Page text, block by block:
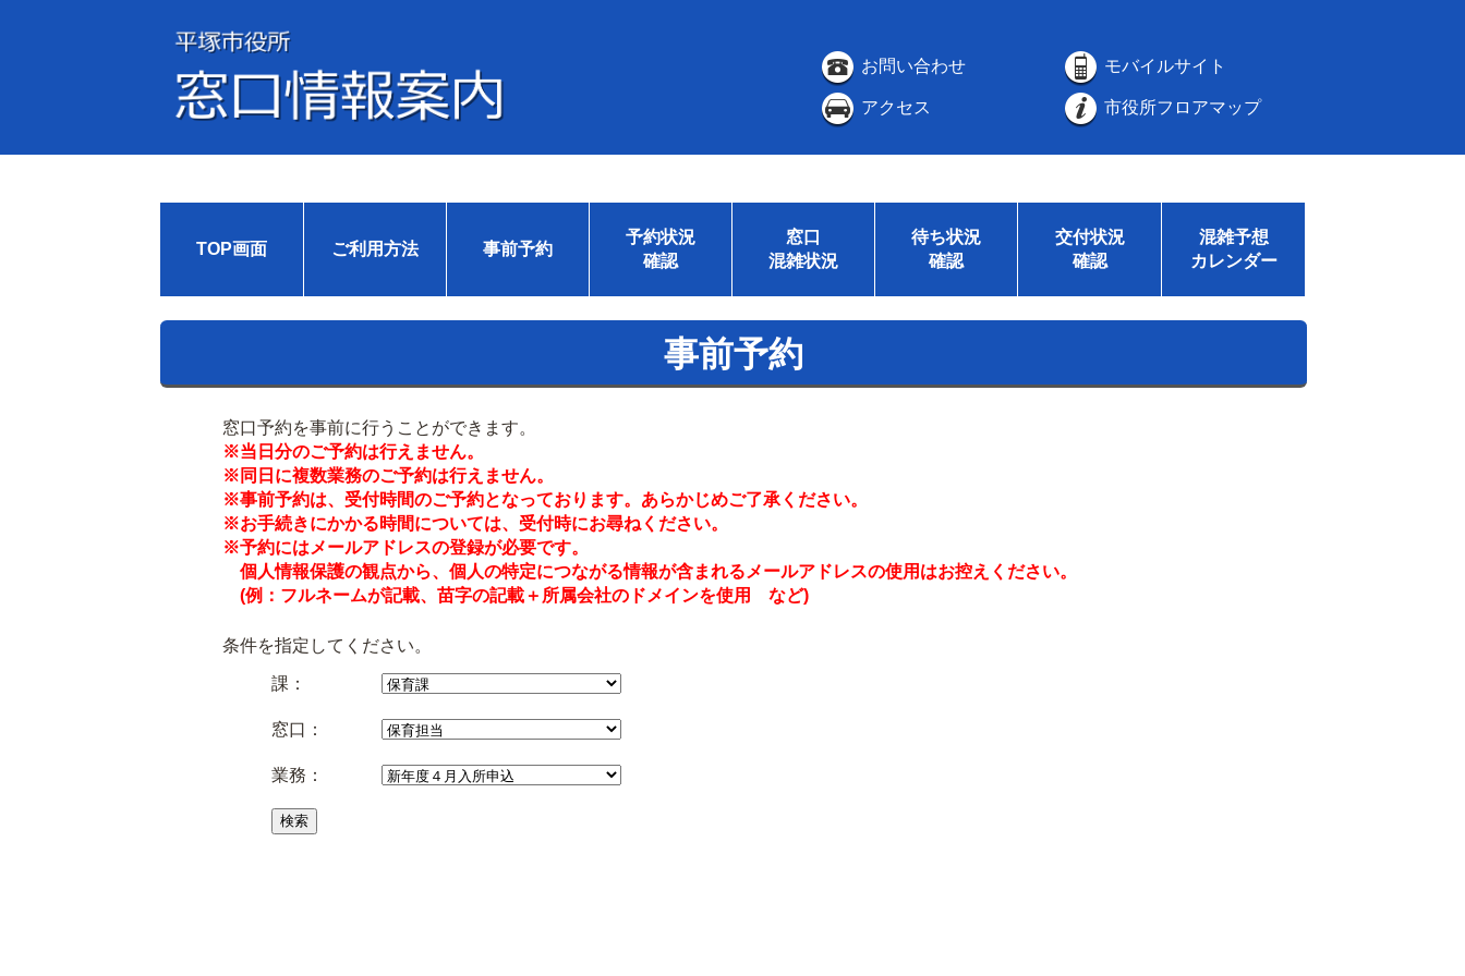
お問い合わせ モバイルサイト
アクセス 市役所フロアマップ
TOP画面 ご利用方法 事前予約
予約状況
確認
窓口
混雑状況
待ち状況
確認
交付状況
確認
混雑予想
カレンダー
事前予約
窓口予約を事前に行うことができます。
※当日分のご予約は行えません。
※同日に複数業務のご予約は行えません。
※事前予約は、受付時間のご予約となっております。あらかじめご了承ください。
※お手続きにかかる時間については、受付時にお尋ねください。
※予約にはメールアドレスの登録が必要です。
個人情報保護の観点から、個人の特定につながる情報が含まれるメールアドレスの使用はお控えください。
(例：フルネームが記載、苗字の記載＋所属会社のドメインを使用 など)
条件を指定してください。
課：
窓口：
業務：